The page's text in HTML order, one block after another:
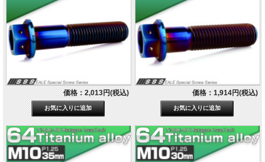
価格：2,013円(税込) 価格：1,914円(税込)